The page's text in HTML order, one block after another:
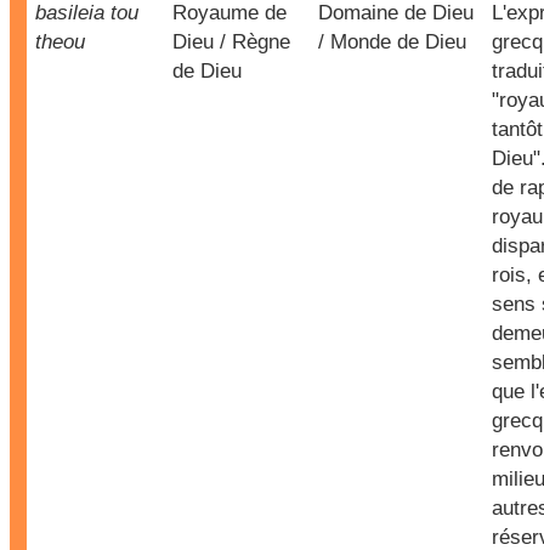
basileia tou
theou
Royaume de
Dieu / Règne
de Dieu
Domaine de Dieu
/ Monde de Dieu
de
rois,
sens
que